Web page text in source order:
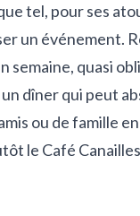
tel, pour ses
un événement.
semaine, quasi
dîner qui peut
ou de famille
le Café